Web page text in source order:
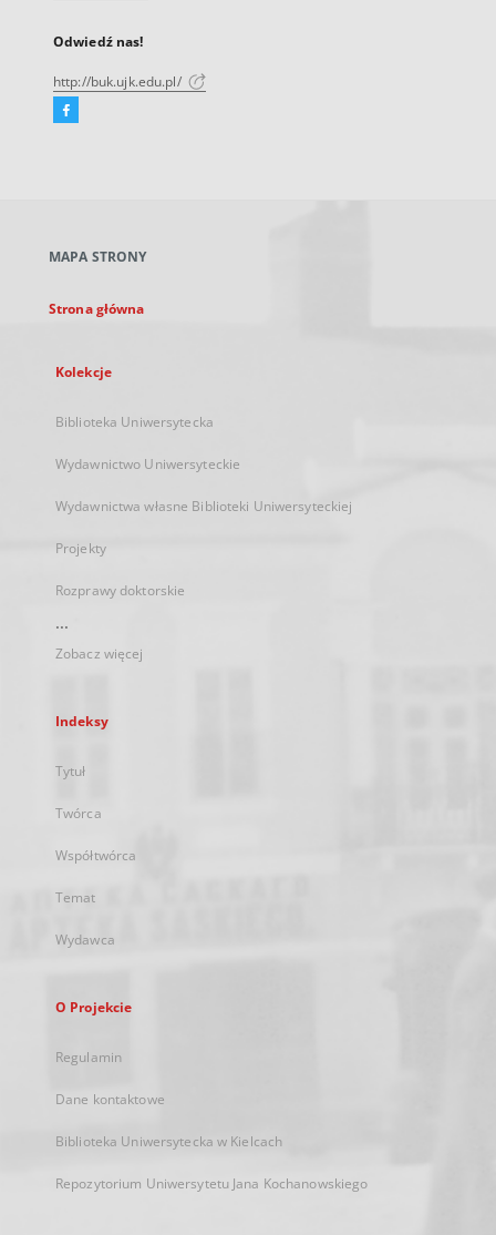
Odwiedź nas!
http://buk.ujk.edu.pl/
Facebook
karcie
MAPA STRONY
Strona główna
Kolekcje
Biblioteka Uniwersytecka
Wydawnictwo Uniwersyteckie
Wydawnictwa własne Biblioteki Uniwersyteckiej
Projekty
Rozprawy doktorskie
...
Zobacz więcej
Indeksy
Tytuł
Twórca
Współtwórca
Temat
Wydawca
O Projekcie
Regulamin
Dane kontaktowe
Biblioteka Uniwersytecka w Kielcach
Repozytorium Uniwersytetu Jana Kochanowskiego